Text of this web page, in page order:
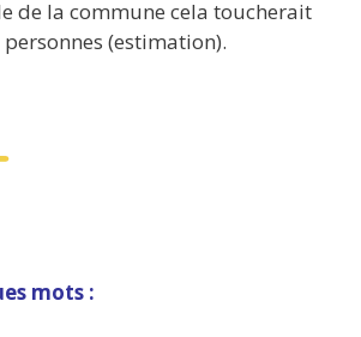
de la commune cela toucherait
(estimation).
mots :